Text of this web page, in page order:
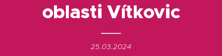
oblasti Vítkovic
25.03.2024